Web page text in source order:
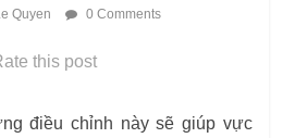
Quyen 0 Comments
this post
điều chỉnh này sẽ giúp vực